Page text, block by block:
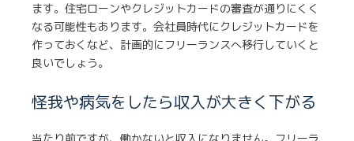
ます。住宅ローンやクレジットカードの審査が通りにくく
なる可能性もあります。会社員時代にクレジットカードを
作っておくなど、計画的にフリーランスへ移行していくと
良いでしょう。
怪我や病気をしたら収入が大きく下がる